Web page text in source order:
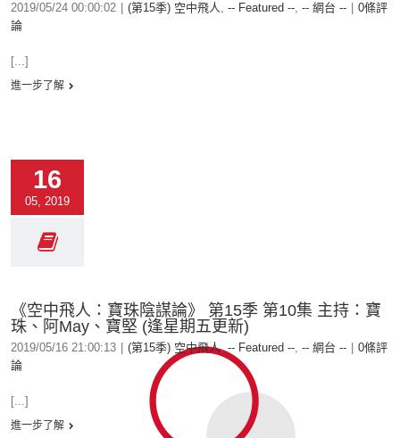
2019/05/24 00:00:02 (第15季) 空中飛人, -- Featured --, -- 網台 --
0條評
論
[...]
進一步了解
16
05, 2019
《空中飛人：寶珠陰謀論》 第15季 第10集 主持：寶
珠、阿May、寶堅 (逢星期五更新)
2019/05/16 21:00:13 (第15季) 空中飛人,-- Featured --, -- 網台 --
0條評
論
[...]
進一步了解